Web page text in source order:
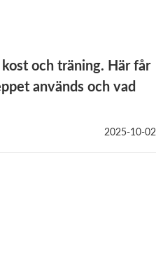
och träning. Här får
används och vad
2025-10-02